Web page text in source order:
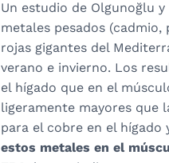
Un estudio de Olgunoğlu
metales pesados
rojas gigantes del
verano e invierno. Los
el hígado que en el
ligeramente mayores que
para el cobre en el hígado
estos metales en el